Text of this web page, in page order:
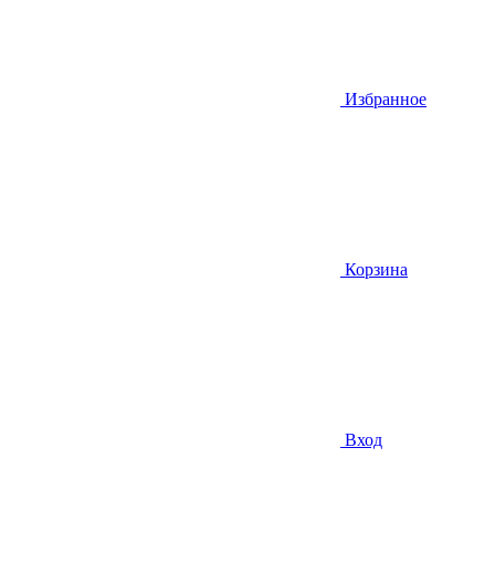
Избранное
Корзина
Вход